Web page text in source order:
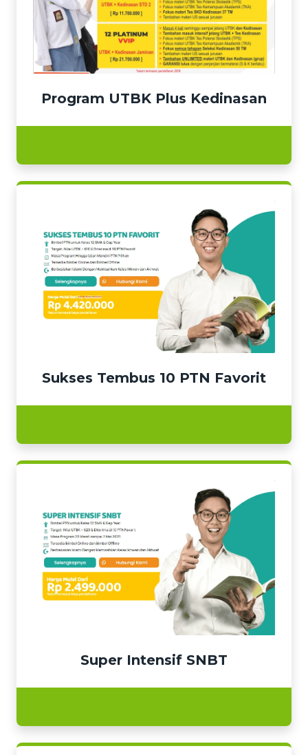
Program UTBK Plus Kedinasan
Sukses Tembus 10 PTN Favorit
Super Intensif SNBT